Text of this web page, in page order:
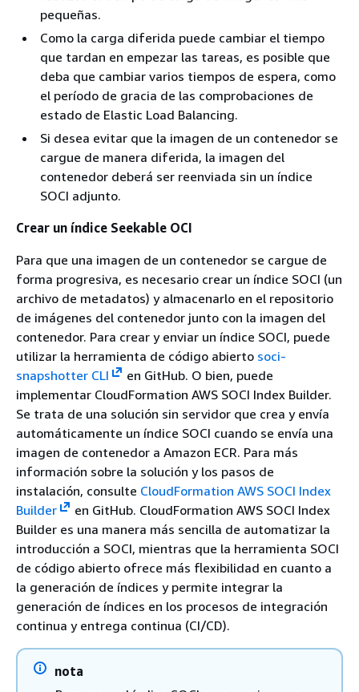
pequeñas.
Como la carga diferida puede cambiar el tiempo
que tardan en empezar las tareas, es posible que
deba que cambiar varios tiempos de espera, como
el período de gracia de las comprobaciones de
estado de Elastic Load Balancing.
Si desea evitar que la imagen de un contenedor se
cargue de manera diferida, la imagen del
contenedor deberá ser reenviada sin un índice
SOCI adjunto.
Crear un índice Seekable OCI
Para que una imagen de un contenedor se cargue de
forma progresiva, es necesario crear un índice SOCI (un
archivo de metadatos) y almacenarlo en el repositorio
de imágenes del contenedor junto con la imagen del
contenedor. Para crear y enviar un índice SOCI, puede
utilizar la herramienta de código abierto soci-
snapshotter CLI
en GitHub. O bien, puede
implementar CloudFormation AWS SOCI Index Builder.
Se trata de una solución sin servidor que crea y envía
automáticamente un índice SOCI cuando se envía una
imagen de contenedor a Amazon ECR. Para más
información sobre la solución y los pasos de
instalación, consulte CloudFormation AWS SOCI Index
Builder
en GitHub. CloudFormation AWS SOCI Index
Builder es una manera más sencilla de automatizar la
introducción a SOCI, mientras que la herramienta SOCI
de código abierto ofrece más flexibilidad en cuanto a
la generación de índices y permite integrar la
generación de índices en los procesos de integración
continua y entrega continua (CI/CD).
nota